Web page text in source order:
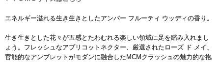
エネルギー溢れる生き生きとしたアンバー フルーティ ウッディの香り。
生き生きとした花々が五感とたわむれる楽しい領域に足を踏み入れまし
ょう。フレッシュなアプリコットネクター、厳選されたローズ ド メイ、
官能的なアンブレットがモダンに融合したMCMクラッシュの魅力的な抱